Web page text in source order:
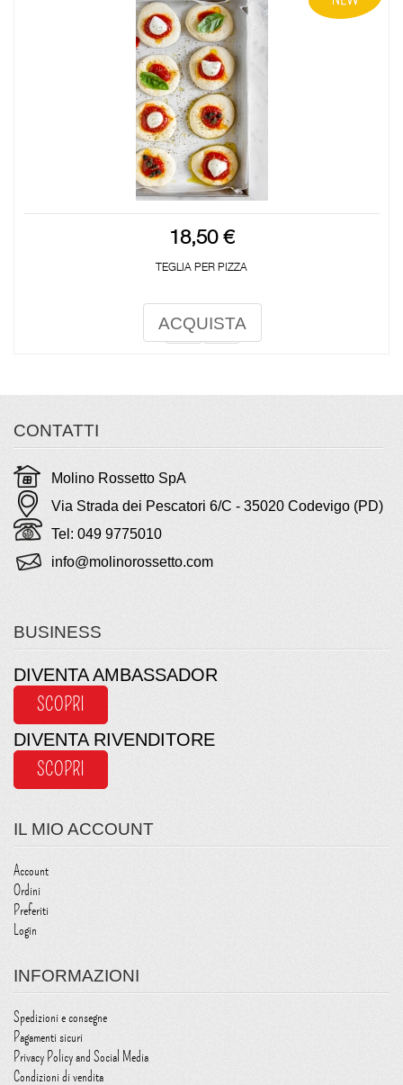
18,50 €
TEGLIA PER PIZZA
ACQUISTA
CONTATTI
Molino Rossetto SpA
Via Strada dei Pescatori 6/C - 35020 Codevigo (PD)
Tel: 049 9775010
info@molinorossetto.com
BUSINESS
DIVENTA AMBASSADOR
SCOPRI
DIVENTA RIVENDITORE
SCOPRI
IL MIO ACCOUNT
Account
Ordini
Preferiti
Login
INFORMAZIONI
Spedizioni e consegne
Pagamenti sicuri
Privacy Policy and Social Media
Condizioni di vendita